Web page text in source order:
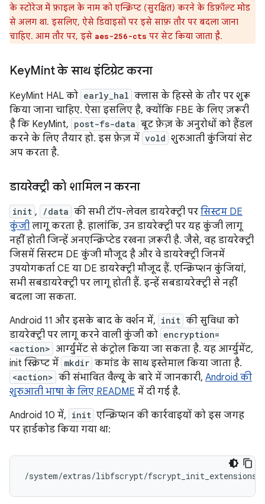
के स्टोरेज में फ़ाइल के नाम को एन्क्रिप्ट (सुरक्षित) करने के डिफ़ॉल्ट मोड
से अलग था. इसलिए, ऐसे डिवाइसों पर इसे साफ़ तौर पर बदला जाना
चाहिए. आम तौर पर, इसे aes-256-cts पर सेट किया जाता है.
KeyMint के साथ इंटिग्रेट करना
KeyMint HAL को early_hal क्लास के हिस्से के तौर पर शुरू
किया जाना चाहिए. ऐसा इसलिए है, क्योंकि FBE के लिए ज़रूरी
है कि KeyMint, post-fs-data बूट फ़ेज़ के अनुरोधों को हैंडल
करने के लिए तैयार हो. इस फ़ेज़ में vold शुरुआती कुंजियां सेट
अप करता है.
डायरेक्ट्री को शामिल न करना
init , /data की सभी टॉप-लेवल डायरेक्ट्री पर सिस्टम DE
कुंजी लागू करता है. हालांकि, उन डायरेक्ट्री पर यह कुंजी लागू
नहीं होती जिन्हें अनएन्क्रिप्टेड रखना ज़रूरी है. जैसे, वह डायरेक्ट्री
जिसमें सिस्टम DE कुंजी मौजूद है और वे डायरेक्ट्री जिनमें
उपयोगकर्ता CE या DE डायरेक्ट्री मौजूद हैं. एन्क्रिप्शन कुंजियां,
सभी सबडायरेक्ट्री पर लागू होती हैं. इन्हें सबडायरेक्ट्री से नहीं
बदला जा सकता.
Android 11 और इसके बाद के वर्शन में, init की सुविधा को
डायरेक्ट्री पर लागू करने वाली कुंजी को encryption=
<action> आर्ग्युमेंट से कंट्रोल किया जा सकता है. यह आर्ग्युमेंट,
init स्क्रिप्ट में mkdir कमांड के साथ इस्तेमाल किया जाता है.
<action> की संभावित वैल्यू के बारे में जानकारी, Android की
शुरुआती भाषा के लिए README में दी गई है.
Android 10 में, init एन्क्रिप्शन की कार्रवाइयों को इस जगह
पर हार्डकोड किया गया था:
/system/extras/libfscrypt/